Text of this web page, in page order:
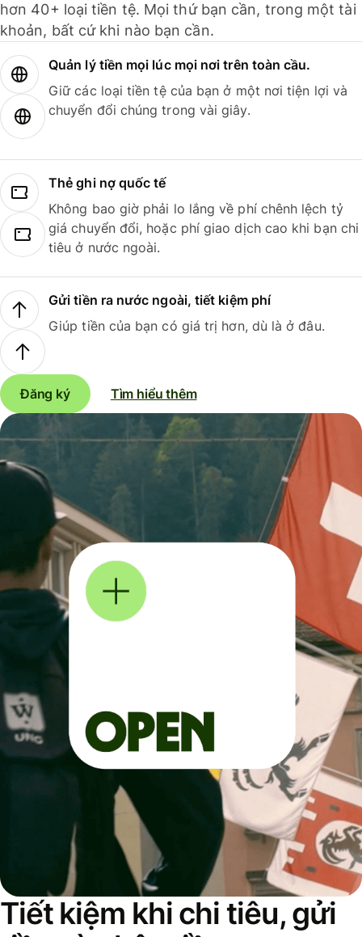
hơn 40+ loại tiền tệ. Mọi thứ bạn cần, trong một tài
khoản, bất cứ khi nào bạn cần.
Quản lý tiền mọi lúc mọi nơi trên toàn cầu.
Giữ các loại tiền tệ của bạn ở một nơi tiện lợi và
chuyển đổi chúng trong vài giây.
Thẻ ghi nợ quốc tế
Không bao giờ phải lo lắng về phí chênh lệch tỷ
giá chuyển đổi, hoặc phí giao dịch cao khi bạn chi
tiêu ở nước ngoài.
Gửi tiền ra nước ngoài, tiết kiệm phí
Giúp tiền của bạn có giá trị hơn, dù là ở đâu.
Đăng ký Tìm hiểu thêm
Tiết kiệm khi chi tiêu, gửi